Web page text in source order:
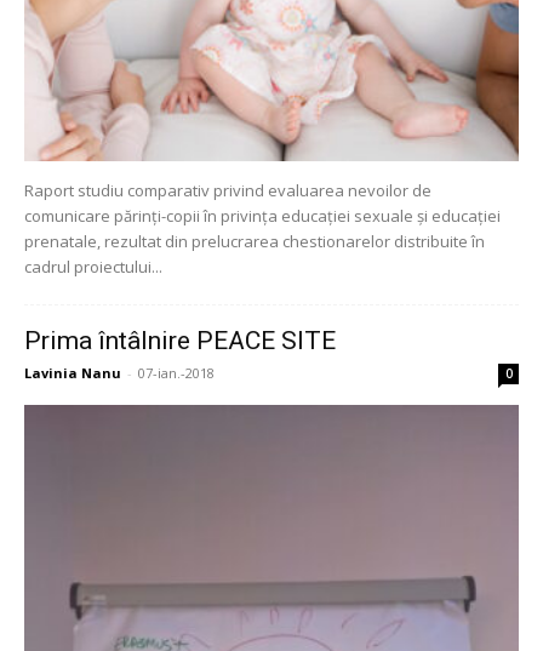
Raport studiu comparativ privind evaluarea nevoilor de
comunicare părinți-copii în privința educației sexuale și educației
prenatale, rezultat din prelucrarea chestionarelor distribuite în
cadrul proiectului...
Prima întâlnire PEACE SITE
Lavinia Nanu - 07-ian.-2018 0